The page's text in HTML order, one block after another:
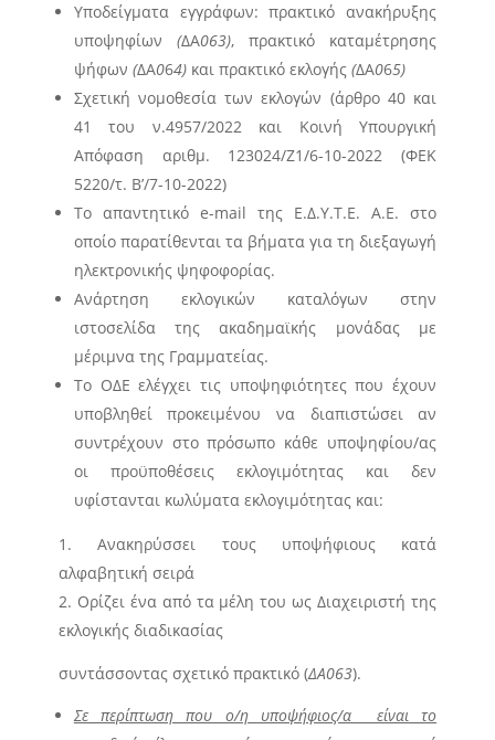
Υποδείγματα εγγράφων: πρακτικό ανακήρυξης
υποψηφίων (ΔΑ063), πρακτικό καταμέτρησης
ψήφων (ΔΑ064)και πρακτικό εκλογής (ΔΑ065)
Σχετική νομοθεσία των εκλογών (άρθρο 40 και
41 του ν.4957/2022 και Κοινή Υπουργική
Απόφαση αριθμ. 123024/Ζ1/6-10-2022 (ΦΕΚ
5220/τ. Β’/7-10-2022)
Tο απαντητικό e-mail της Ε.Δ.Υ.Τ.Ε. Α.Ε. στο
οποίο παρατίθενται τα βήματα για τη διεξαγωγή
ηλεκτρονικής ψηφοφορίας.
Ανάρτηση εκλογικών καταλόγων στην
ιστοσελίδα της ακαδημαϊκής μονάδας με
μέριμνα της Γραμματείας.
Το ΟΔΕ ελέγχει τις υποψηφιότητες που έχουν
υποβληθεί προκειμένου να διαπιστώσει αν
συντρέχουν στο πρόσωπο κάθε υποψηφίου/ας
οι προϋποθέσεις εκλογιμότητας και δεν
υφίστανται κωλύματα εκλογιμότητας και:
Ανακηρύσσει τους υποψήφιους κατά
αλφαβητική σειρά
Ορίζει ένα από τα μέλη του ως Διαχειριστή της
εκλογικής διαδικασίας
συντάσσοντας σχετικό πρακτικό (ΔΑ063).
Σε περίπτωση που ο/η υποψήφιος/α είναι το